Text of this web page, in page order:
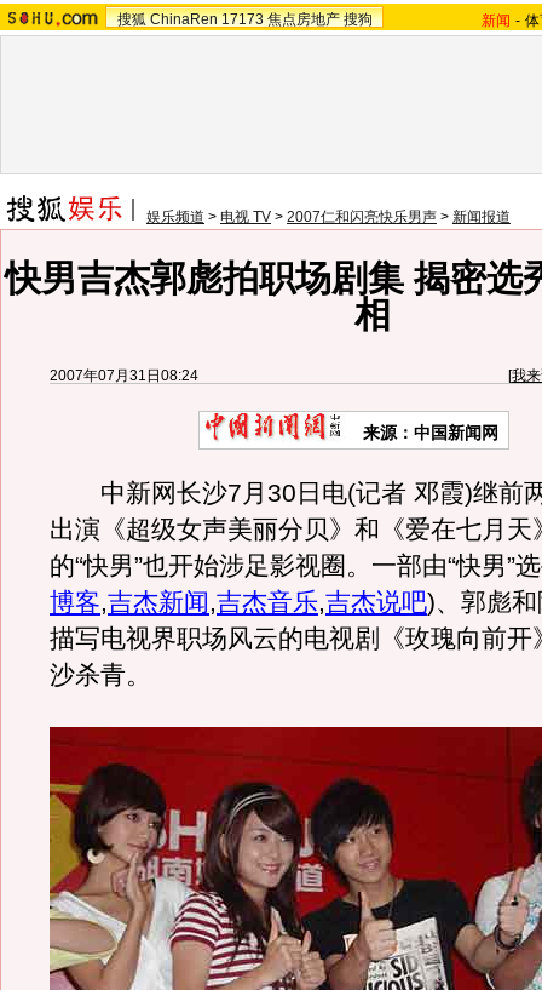
搜狐 ChinaRen 17173 焦点房地产 搜狗 新闻 -
娱乐频道 > 电视 TV > 2007仁和闪亮快乐男声 > 新闻报道
快男吉杰郭彪拍职场剧集 揭密选
相
2007年07月31日08:24 [我
来源：中国新闻网
中新网长沙7月30日电(记者 邓霞)继前
出演《超级女声美丽分贝》和《爱在七月天
的“快男”也开始涉足影视圈。一部由“快男”
博客,吉杰新闻,吉杰音乐,吉杰说吧)、郭彪
描写电视界职场风云的电视剧《玫瑰向前开
沙杀青。